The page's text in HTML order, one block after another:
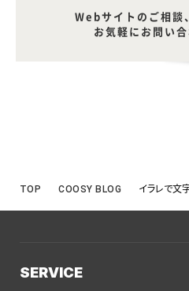
Webサイトのご相談
お気軽にお問い
TOP COOSY BLOG イラレで文
SERVICE